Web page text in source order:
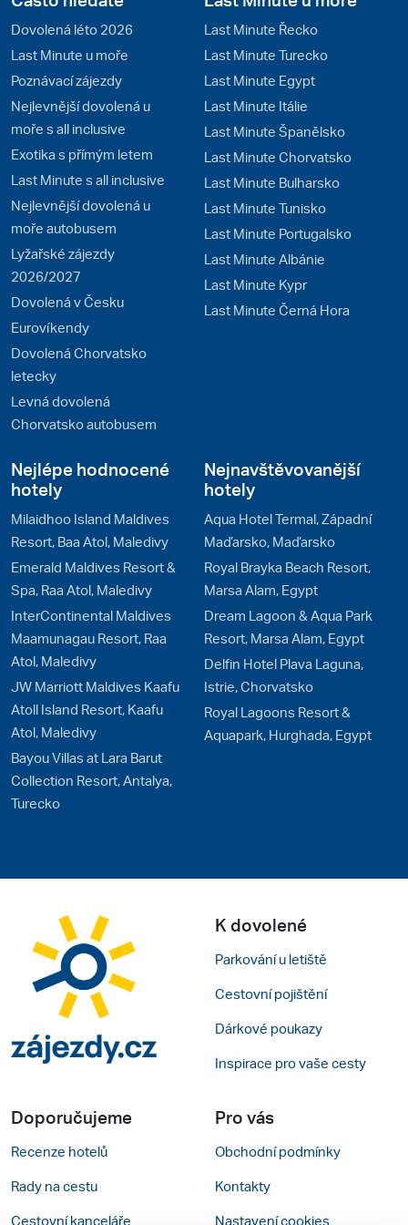
Dovolená léto 2026
Last Minute u moře
Poznávací zájezdy
Nejlevnější dovolená u
moře s all inclusive
Exotika s přímým letem
Last Minute s all inclusive
Nejlevnější dovolená u
moře autobusem
Lyžařské zájezdy
2026/2027
Dovolená v Česku
Eurovíkendy
Dovolená Chorvatsko
letecky
Levná dovolená
Chorvatsko autobusem
Last Minute Řecko
Last Minute Turecko
Last Minute Egypt
Last Minute Itálie
Last Minute Španělsko
Last Minute Chorvatsko
Last Minute Bulharsko
Last Minute Tunisko
Last Minute Portugalsko
Last Minute Albánie
Last Minute Kypr
Last Minute Černá Hora
Nejlépe hodnocené
hotely
Milaidhoo Island Maldives
Resort, Baa Atol, Maledivy
Emerald Maldives Resort &
Spa, Raa Atol, Maledivy
InterContinental Maldives
Maamunagau Resort, Raa
Atol, Maledivy
JW Marriott Maldives Kaafu
Atoll Island Resort, Kaafu
Atol, Maledivy
Bayou Villas at Lara Barut
Collection Resort, Antalya,
Turecko
Nejnavštěvovanější
hotely
Aqua Hotel Termal, Západní
Maďarsko, Maďarsko
Royal Brayka Beach Resort,
Marsa Alam, Egypt
Dream Lagoon & Aqua Park
Resort, Marsa Alam, Egypt
Delfin Hotel Plava Laguna,
Istrie, Chorvatsko
Royal Lagoons Resort &
Aquapark, Hurghada, Egypt
K dovolené
Parkování u letiště
Cestovní pojištění
Dárkové poukazy
Inspirace pro vaše cesty
Doporučujeme
Recenze hotelů
Rady na cestu
Cestovní kanceláře
Pro vás
Obchodní podmínky
Kontakty
Nastavení cookies